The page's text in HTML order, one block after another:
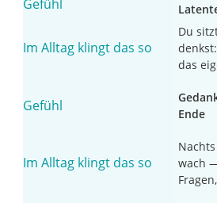
ist
Du
das
Ende
wach